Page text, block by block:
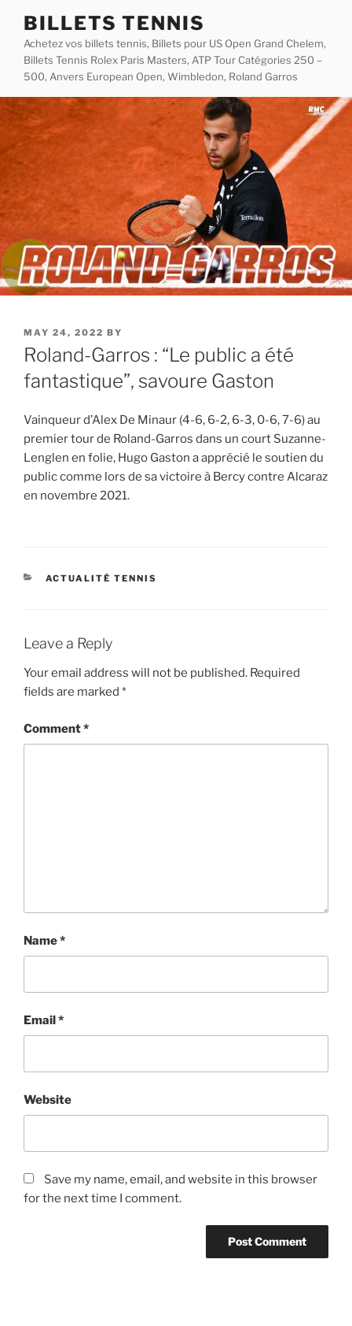
content
BILLETS TENNIS
Achetez vos billets tennis, Billets pour US Open Grand Chelem,
Billets Tennis Rolex Paris Masters, ATP Tour Catégories 250 –
500, Anvers European Open, Wimbledon, Roland Garros
POSTED
ON
MAY 24, 2022 BY
Roland-Garros : “Le public a été
fantastique”, savoure Gaston
Vainqueur d’Alex De Minaur (4-6, 6-2, 6-3, 0-6, 7-6) au
premier tour de Roland-Garros dans un court Suzanne-
Lenglen en folie, Hugo Gaston a apprécié le soutien du
public comme lors de sa victoire à Bercy contre Alcaraz
en novembre 2021.
CATEGORIES
ACTUALITÉ TENNIS
Leave a Reply
Your email address will not be published. Required
fields are marked *
Comment*
Name*
Email*
Website
Save my name, email, and website in this browser
for the next time I comment.